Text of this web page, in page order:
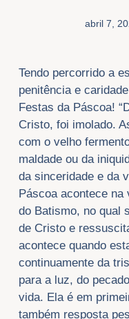
abril 7,
Tendo percorrido a
penitência e
Festas da Páscoa!
Cristo, foi imolado.
com o velho
maldade ou da
da sinceridade e da
Páscoa acontece na
do Batismo, no qual
de Cristo e
acontece quando
continuamente da
para a luz, do
vida. Ela é em
também resposta